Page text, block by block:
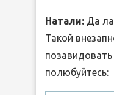
Натали: Да
Такой
полюбуйтесь: